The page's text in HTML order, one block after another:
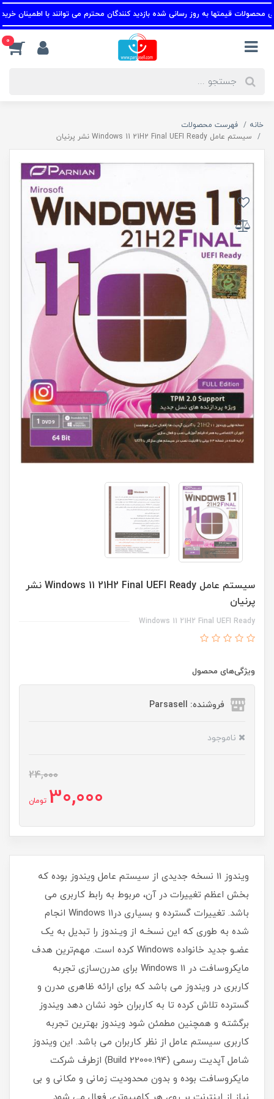
قیمتها به روز رسانی شده بازدید کنندگان محترم می توانند با اطمینان خرید
0
خانه
فهرست محصولات
سیستم عامل Windows 11 21H2 Final UEFI Ready نشر پرنیان
سیستم عامل Windows 11 21H2 Final UEFI Ready نشر
پرنیان
Windows 11 21H2 Final UEFI Ready
ویژگی‌های محصول
فروشنده: Parsasell
ناموجود
24,000
30,000 تومان
ویندوز 11 نسخه جدیدی از سیستم عامل ویندوز بوده که
بخش اعظم تغییرات در آن، مربوط به رابط کاربری می
باشد. تغییرات گسترده و بسیاری درWindows 11 انجام
شده به طوری که این نسخـه از ویـندوز را تبدیل به یک
عضـو جدید خانواده Windows کرده است. مهم‌ترین هدف
مایکروسافت در Windows 11 برای مدرن‌سازی تجربه
کاربری در ویندوز می باشد که برای ارائه ظاهری مدرن و
گسترده تلاش کرده تا به کاربران خود نشان دهد ویندوز
برگشته و همچنین مطمئن شود ویندوز بهترین تجربه
کاربری سیستم‌ عامل از نظر کاربران می باشد. این ویندوز
شامل آپدیت رسمی (Build 22000.194) ازطرف شرکت
مایکروسافت بوده و بدون محدودیت زمانی و مکانی و بی